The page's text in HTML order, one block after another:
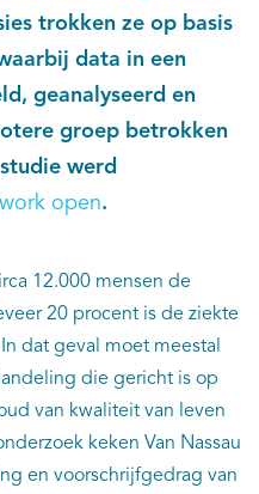
trokken ze op basis
data in een
geanalyseerd en
groep betrokken
werd
open.
12.000 mensen de
20 procent is de ziekte
dat geval moet meestal
die gericht is op
van kwaliteit van leven
keken Van Nassau
en voorschrijfgedrag van